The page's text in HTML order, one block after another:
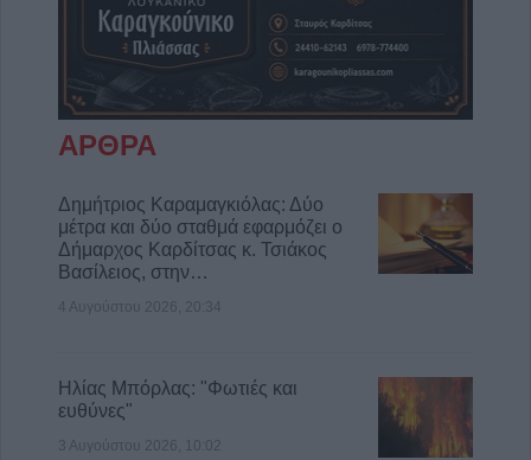
ΑΡΘΡΑ
Δημήτριος Καραμαγκιόλας: Δύο
μέτρα και δύο σταθμά εφαρμόζει ο
Δήμαρχος Καρδίτσας κ. Τσιάκος
Βασίλειος, στην…
4 Αυγούστου 2026, 20:34
Ηλίας Μπόρλας: "Φωτιές και
ευθύνες"
3 Αυγούστου 2026, 10:02